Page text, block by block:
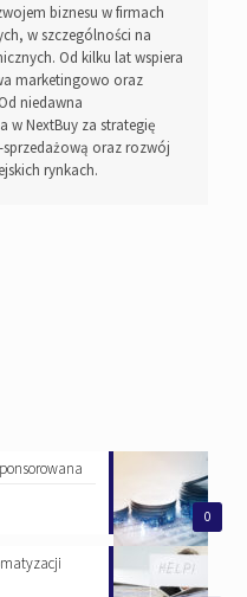
biznesu w firmach
w szczególności na
Od kilku lat wspiera
marketingowo oraz
niedawna
w NextBuy za strategię
oraz rozwój
rynkach.
0